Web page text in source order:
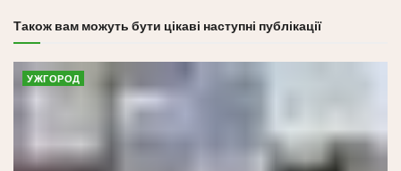
Також вам можуть бути цікаві наступні публікації
УЖГОРОД